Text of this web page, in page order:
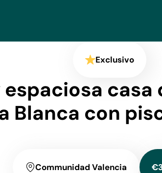
Exclusivo
Blanca con
Communidad Valencia